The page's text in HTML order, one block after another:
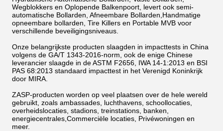
Wegblokkers en Oplopende Balkenpoort, levert ook semi-
automatische Bollarden, Afneembare Bollarden,Handmatige
opneembare bollarden, Tire Killers en Portable MVB voor
verschillende beveiligingsniveaus.
Onze belangrijkste producten slaagden in impacttests in China
volgens de GA/T 1343-2016-norm, ook de enige Chinese
leverancier slaagde in de ASTM F2656, IWA 14-1:2013 en BSI
PAS 68:2013 standaard impacttest in het Verenigd Koninkrijk
door MIRA.
ZASP-producten worden op veel plaatsen over de hele wereld
gebruikt, zoals ambassades, luchthavens, schoollocaties,
overheidslocaties, stadions, treinstations, banken,
energiecentrales,Commerciële locaties, Privéwoningen en
meer.